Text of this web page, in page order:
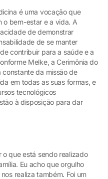
é uma vocação que
o bem-estar e a vida. A
de demonstrar
de se manter
contribuir para a saúde e a
Melke, a Cerimônia do
da missão de
em todas as suas formas, e
tecnológicos
à disposição para dar
que está sendo realizado
Eu acho que orgulho
realiza também. Foi um